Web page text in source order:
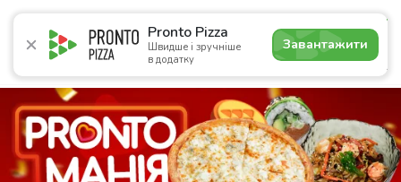
Pronto Pizza
Швидше і зручніше
в додатку
Завантажити
4.8
Акції Піца Суші Сети Напої